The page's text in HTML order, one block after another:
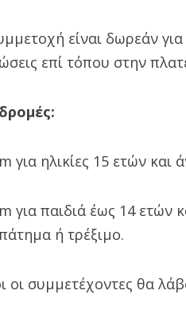
είναι δωρεάν
επί τόπου στην
για ηλικίες 15 ετών και
για παιδιά έως 14 ετών
ή τρέξιμο.
οι συμμετέχοντες θα